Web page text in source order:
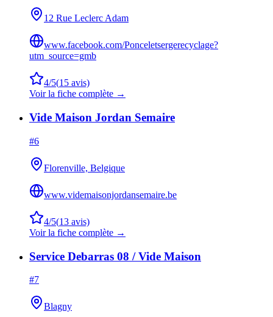
12 Rue Leclerc Adam
www.facebook.com/Ponceletsergerecyclage?
utm_source=gmb
4/5(15 avis)
Voir la fiche complète →
Vide Maison Jordan Semaire
#6
Florenville, Belgique
www.videmaisonjordansemaire.be
4/5(13 avis)
Voir la fiche complète →
Service Debarras 08 / Vide Maison
#7
Blagny